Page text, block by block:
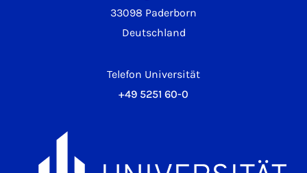
33098 Paderborn
Deutschland
Telefon Universität
+49 5251 60-0